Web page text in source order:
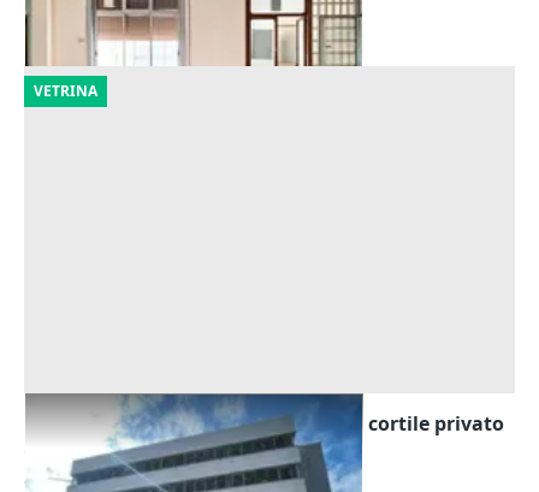
24/09/2026
VETRINA
Asta Edificio direzionale grezzo con cortile privato
Offerta minima
2.421.424 €